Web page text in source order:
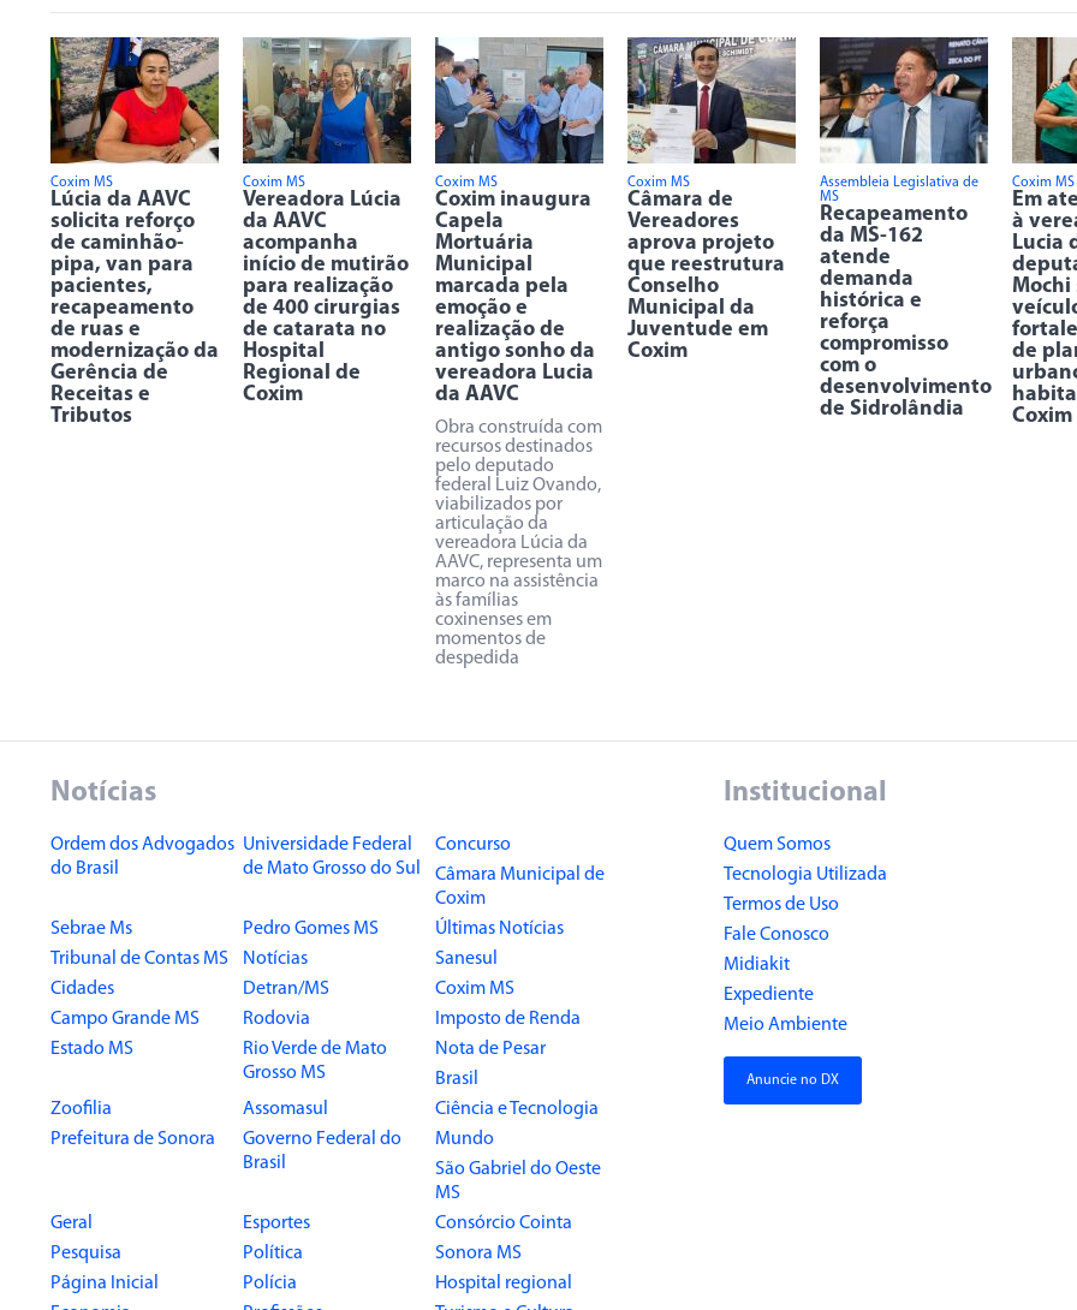
Coxim MS
Lúcia da AAVC
solicita reforço
de caminhão-
pipa, van para
pacientes,
recapeamento
de ruas e
modernização da
Gerência de
Receitas e
Tributos
Coxim MS
Vereadora Lúcia
da AAVC
acompanha
início de mutirão
para realização
de 400 cirurgias
de catarata no
Hospital
Regional de
Coxim
Coxim MS
Coxim inaugura
Capela
Mortuária
Municipal
marcada pela
emoção e
realização de
antigo sonho da
vereadora Lucia
da AAVC
Obra construída com
recursos destinados
pelo deputado
federal Luiz Ovando,
viabilizados por
articulação da
vereadora Lúcia da
AAVC, representa um
marco na assistência
às famílias
coxinenses em
momentos de
despedida
Coxim MS
Câmara de
Vereadores
aprova projeto
que reestrutura
Conselho
Municipal da
Juventude em
Coxim
Assembleia Legislativa de
MS
Recapeamento
da MS-162
atende
demanda
histórica e
reforça
compromisso
com o
desenvolvimento
de Sidrolândia
Coxim MS
Em
à
Lucia
Mochi
de
Coxim
Notícias
Ordem dos Advogados
do Brasil
Universidade Federal
de Mato Grosso do Sul
Concurso
Câmara Municipal de
Coxim
Sebrae Ms
Pedro Gomes MS
Últimas Notícias
Tribunal de Contas MS
Notícias
Sanesul
Cidades
Detran/MS
Coxim MS
Campo Grande MS
Rodovia
Imposto de Renda
Estado MS
Rio Verde de Mato
Grosso MS
Nota de Pesar
Brasil
Zoofilia
Assomasul
Ciência e Tecnologia
Prefeitura de Sonora
Governo Federal do
Brasil
Mundo
São Gabriel do Oeste
MS
Geral
Esportes
Consórcio Cointa
Pesquisa
Política
Sonora MS
Página Inicial
Polícia
Hospital regional
Institucional
Quem Somos
Tecnologia Utilizada
Termos de Uso
Fale Conosco
Midiakit
Expediente
Meio Ambiente
Anuncie no DX